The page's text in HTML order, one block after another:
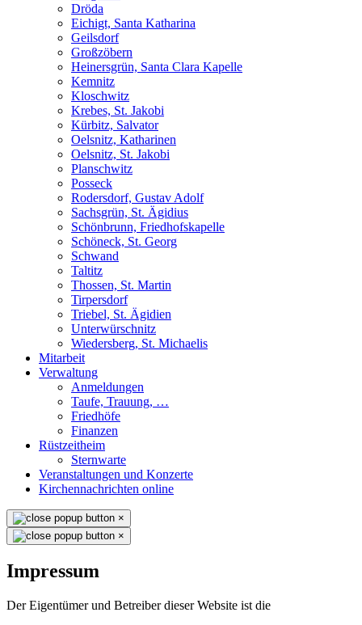
Dröda
Eichigt, Santa Katharina
Geilsdorf
Großzöbern
Heinersgrün, Santa Clara Kapelle
Kemnitz
Kloschwitz
Krebes, St. Jakobi
Kürbitz, Salvator
Oelsnitz, Katharinen
Oelsnitz, St. Jakobi
Planschwitz
Posseck
Rodersdorf, Gustav Adolf
Sachsgrün, St. Ägidius
Schönbrunn, Friedhofskapelle
Schöneck, St. Georg
Schwand
Taltitz
Thossen, St. Martin
Tirpersdorf
Triebel, St. Ägidien
Unterwürschnitz
Wiedersberg, St. Michaelis
Mitarbeit
Verwaltung
Anmeldungen
Taufe, Trauung, …
Friedhöfe
Finanzen
Rüstzeitheim
Sternwarte
Veranstaltungen und Konzerte
Kirchennachrichten online
×
×
Impressum
Der Eigentümer und Betreiber dieser Website ist die